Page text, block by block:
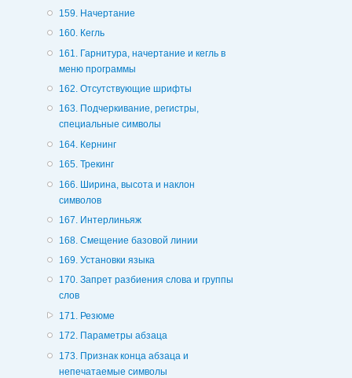
159. Начертание
160. Кегль
161. Гарнитура, начертание и кегль в
меню программы
162. Отсутствующие шрифты
163. Подчеркивание, регистры,
специальные символы
164. Кернинг
165. Трекинг
166. Ширина, высота и наклон
символов
167. Интерлиньяж
168. Смещение базовой линии
169. Установки языка
170. Запрет разбиения слова и группы
слов
171. Резюме
172. Параметры абзаца
173. Признак конца абзаца и
непечатаемые символы